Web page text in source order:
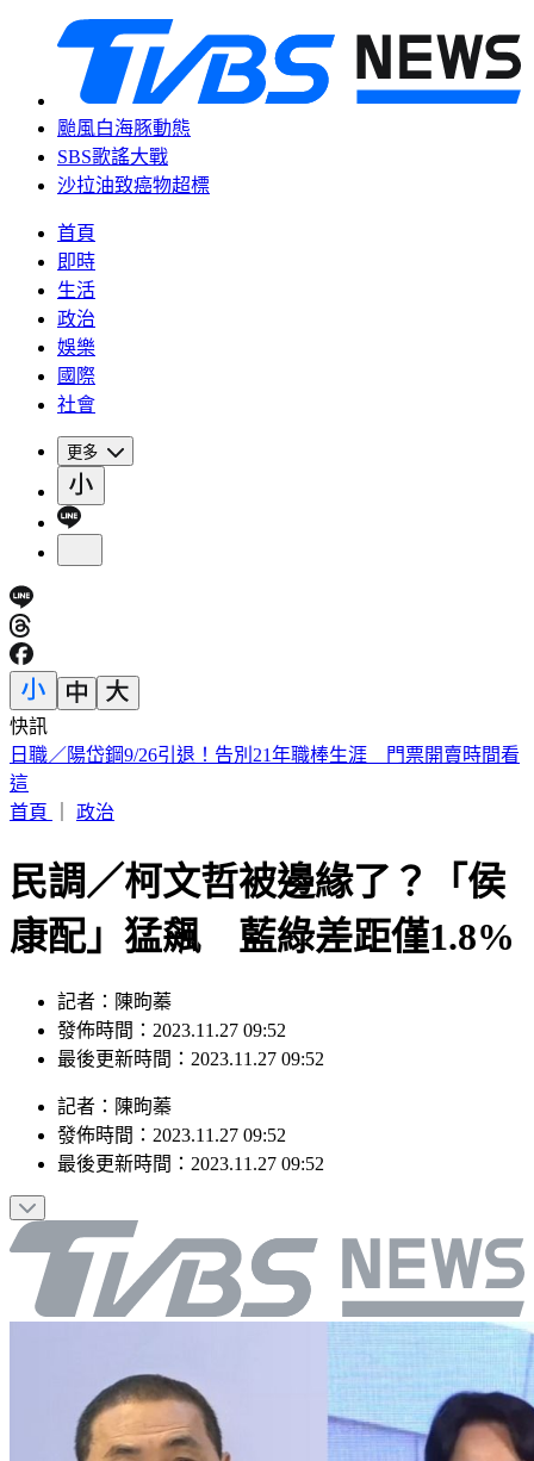
颱風白海豚動態
SBS歌謠大戰
沙拉油致癌物超標
首頁
即時
生活
政治
娛樂
國際
社會
更多
快訊
網紅肥大叔離世！醫曝「油煙致癌」：做1頓飯=吸2包菸
首頁
民調／柯文哲被邊緣了？「侯
康配」猛飆 藍綠差距僅1.8%
發佈時間：2023.11.27 09:52
最後更新時間：2023.11.27 09:52
發佈時間：2023.11.27 09:52
最後更新時間：2023.11.27 09:52